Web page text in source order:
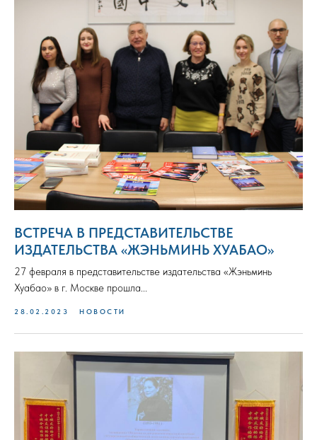
ВСТРЕЧА В ПРЕДСТАВИТЕЛЬСТВЕ
ИЗДАТЕЛЬСТВА «ЖЭНЬМИНЬ ХУАБАО»
27 февраля в представительстве издательства «Жэньминь
Хуабао» в г. Москве прошла...
28.02.2023 НОВОСТИ